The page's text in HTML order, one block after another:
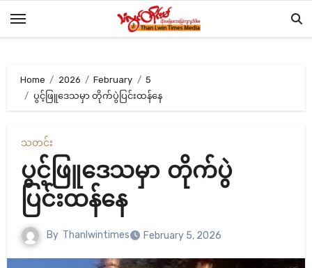
Home 2026 February
5
ပွင့်ဖြူဒေသမှာ တိုက်ပွဲပြင်းထန်နေ
သတင်း
ပွင့်ဖြူဒေသမှာ တိုက်ပွဲ
ပြင်းထန်နေ
By Thanlwintimes February 5, 2026